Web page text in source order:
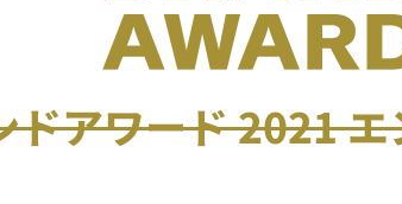
ドアワード 2021